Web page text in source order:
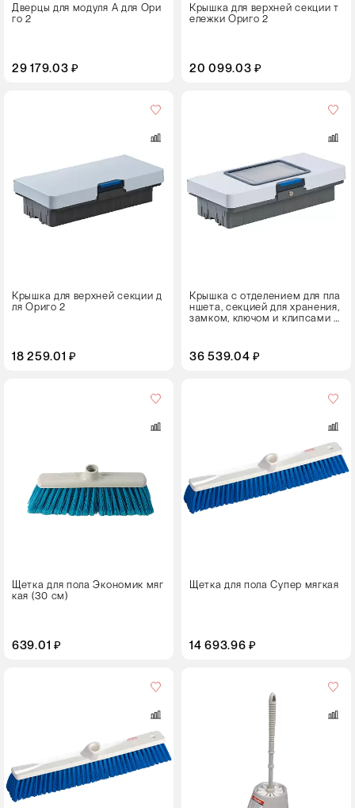
Дверцы для модуля А для Ори
го 2
29 179.03 ₽
Крышка для верхней секции т
ележки Ориго 2
20 099.03 ₽
Крышка для верхней секции д
ля Ориго 2
18 259.01 ₽
Крышка с отделением для пла
ншета, секцией для хранения,
замком, ключом и клипсами ц
36 539.04 ₽
Щетка для пола Экономик мяг
кая (30 см)
639.01 ₽
Щетка для пола Супер мягкая
14 693.96 ₽
30